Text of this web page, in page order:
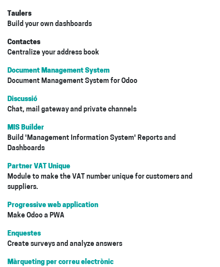
Taulers
Build your own dashboards
Contactes
Centralize your address book
Document Management System
Document Management System for Odoo
Discussió
Chat, mail gateway and private channels
MIS Builder
Build 'Management Information System' Reports and
Dashboards
Partner VAT Unique
Module to make the VAT number unique for customers and
suppliers.
Progressive web application
Make Odoo a PWA
Enquestes
Create surveys and analyze answers
Màrqueting per correu electrònic